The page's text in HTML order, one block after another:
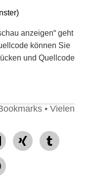
anzeigen“ geht
können Sie
und Quellcode
• Vielen
mitteilen teilen